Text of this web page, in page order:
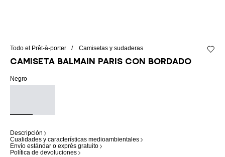
Todo el Prêt-à-porter Camisetas y sudaderas
Camiseta Balmain Paris con bordado
Negro
Descripción
Cualidades y características medioambientales
Envío estándar o exprés gratuito
Política de devoluciones